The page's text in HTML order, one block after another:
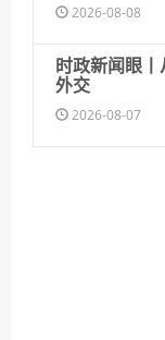
2026-08-08
时政新闻眼
外交
2026-08-07